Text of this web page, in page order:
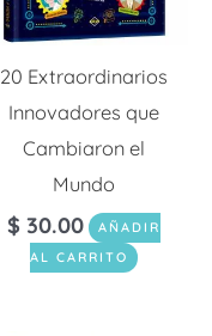
20 Extraordinarios
Innovadores que
Cambiaron el
Mundo
$ 30.00
AÑADIR
AL CARRITO